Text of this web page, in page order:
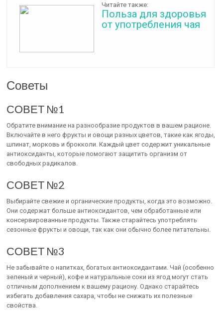
Читайте также:
Польза для здоровья
от употребления чая
Советы
СОВЕТ №1
Обратите внимание на разнообразие продуктов в вашем рационе.
Включайте в него фрукты и овощи разных цветов, такие как ягоды,
шпинат, морковь и брокколи. Каждый цвет содержит уникальные
антиоксиданты, которые помогают защитить организм от
свободных радикалов.
СОВЕТ №2
Выбирайте свежие и органические продукты, когда это возможно.
Они содержат больше антиоксидантов, чем обработанные или
консервированные продукты. Также старайтесь употреблять
сезонные фрукты и овощи, так как они обычно более питательны.
СОВЕТ №3
Не забывайте о напитках, богатых антиоксидантами. Чай (особенно
зеленый и черный), кофе и натуральные соки из ягод могут стать
отличным дополнением к вашему рациону. Однако старайтесь
избегать добавления сахара, чтобы не снижать их полезные
свойства.